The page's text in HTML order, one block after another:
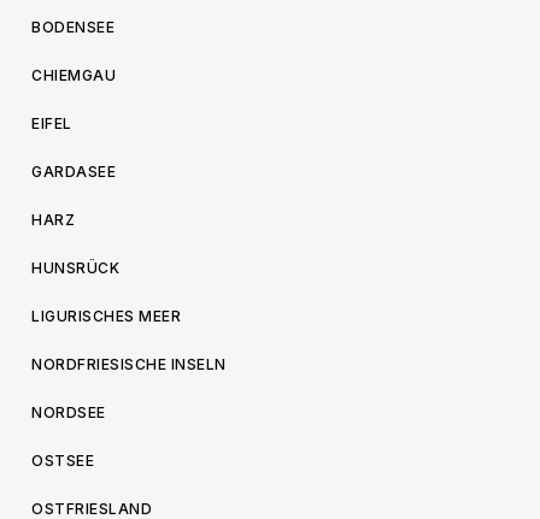
BODENSEE
CHIEMGAU
EIFEL
GARDASEE
HARZ
HUNSRÜCK
LIGURISCHES MEER
NORDFRIESISCHE INSELN
NORDSEE
OSTSEE
OSTFRIESLAND